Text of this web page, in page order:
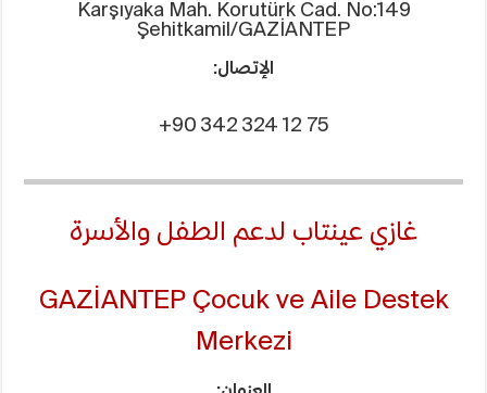
Karşıyaka Mah. Korutürk Cad. No:149
Şehitkamil/GAZİANTEP
الإتصال:
+90 342 324 12 75
غازي عينتاب لدعم الطفل والأسرة
GAZİANTEP Çocuk ve Aile Destek
Merkezi